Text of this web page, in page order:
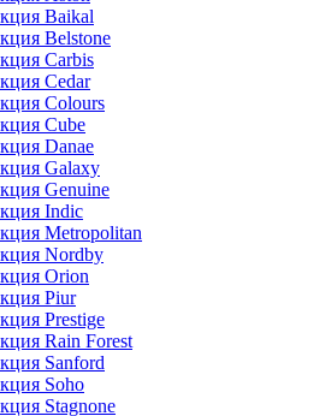
Baikal
Belstone
Carbis
Cedar
Colours
Cube
Danae
Galaxy
Genuine
Indic
Metropolitan
Nordby
Orion
Piur
Prestige
Rain Forest
Sanford
Soho
Stagnone